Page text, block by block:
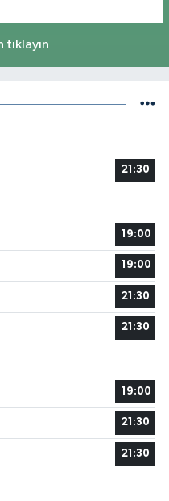
21:30
19:00
19:00
21:30
21:30
19:00
21:30
21:30